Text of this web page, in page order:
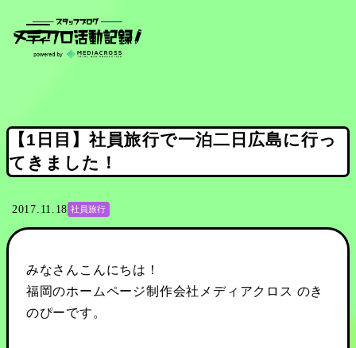
【1日目】社員旅行で一泊二日広島に行っ
てきました！
2017.11.18 社員旅行
みなさんこんにちは！
福岡のホームページ制作会社メディアクロス のき
のぴーです。